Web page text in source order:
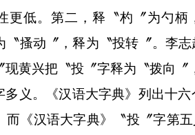
更低。第二，释〝杓〞为勺
〝搔动〞，释为〝投转〞。李
现黄兴把〝投〞字释为〝拨向〞
多义。《汉语大字典》列出十
而《汉语大字典》〝投〞字第